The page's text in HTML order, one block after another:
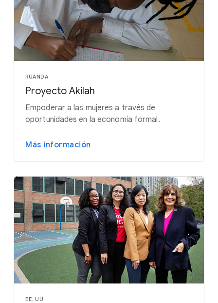
RUANDA
Proyecto Akilah
Empoderar a las mujeres a través de
oportunidades en la economía formal.
Más información
EE. UU.